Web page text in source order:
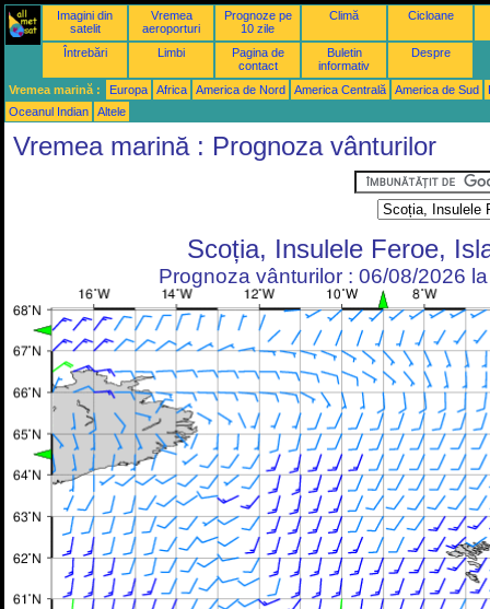
Imagini din
satelit
Vremea
aeroporturi
Prognoze pe
10 zile
Climă Cicloane
Întrebări Limbi
Pagina de
contact
Buletin
informativ
Despre
Vremea marină : Europa Africa America de Nord America Centrală America de Sud
Oceanul Indian
Altele
Vremea marină : Prognoza vânturilor
Scoția, Insulele Feroe,
Prognoza vânturilor : 06/08/2026